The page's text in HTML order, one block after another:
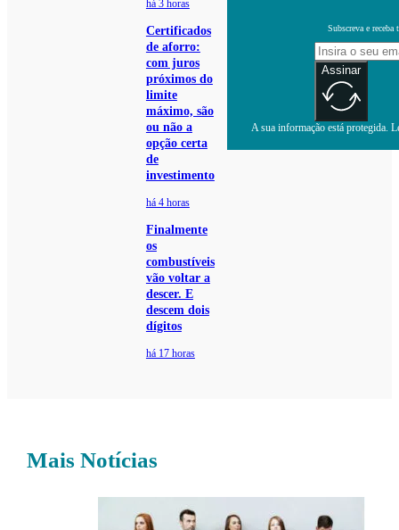
há 3 horas
Certificados
de aforro:
com juros
próximos do
limite
máximo, são
ou não a
opção certa
de
investimento
há 4 horas
Finalmente
os
combustíveis
vão voltar a
descer. E
descem dois
dígitos
há 17 horas
Subscreva e receba
Assinar
A sua informação está protegida.
Mais Notícias